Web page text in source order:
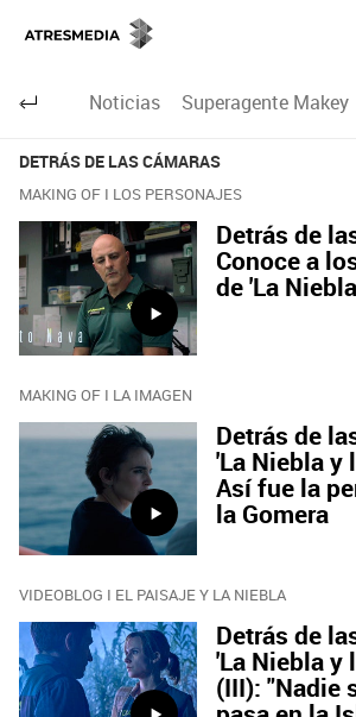
Noticias Superagente Makey
DETRÁS DE LAS CÁMARAS
MAKING OF I LOS PERSONAJES
Detrás de
Conoce a
de 'La
MAKING OF I LA IMAGEN
Detrás de
'La Niebla y
Así fue la
la Gomera
VIDEOBLOG I EL PAISAJE Y LA NIEBLA
Detrás de
'La Niebla y
(III): "Nadie